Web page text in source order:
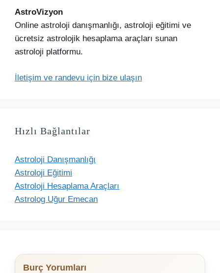
AstroVizyon
Online astroloji danışmanlığı, astroloji eğitimi ve
ücretsiz astrolojik hesaplama araçları sunan
astroloji platformu.
İletişim ve randevu için bize ulaşın
Hızlı Bağlantılar
Astroloji Danışmanlığı
Astroloji Eğitimi
Astroloji Hesaplama Araçları
Astrolog Uğur Emecan
Burç Yorumları